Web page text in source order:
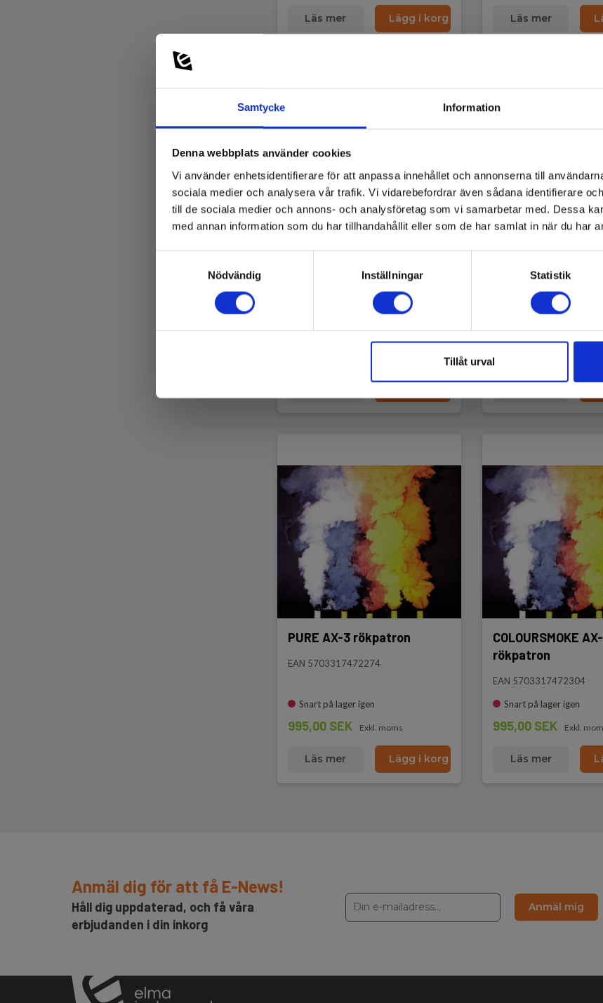
Samtycke Information
Denna webbplats använder cookies
Vi använder enhetsidentifierare för att anpassa innehållet och annonserna till
sociala medier och analysera vår trafik. Vi vidarebefordrar även sådana identifierare
till de sociala medier och annons- och analysföretag som vi samarbetar med. Dessa
med annan information som du har tillhandahållit eller som de har samlat in när du har
Nödvändig
Inställningar Statistik
Tillåt urval
Läs mer Lägg i korg Läs mer
BRANDAX KS rökpatron
EAN 5703317471840
På lager
Colour BRANDAX
rökpatron
EAN 5703317471833
Snart på lager igen
565,00 SEK
PURE AX-3 rökpatron
EAN 5703317472274
Snart på lager igen
995,00 SEK Exkl. moms
Läs mer Lägg i korg
COLOURSMOKE
rökpatron
EAN 5703317472304
Snart på lager igen
995,00 SEK Exkl.
Läs mer
Anmäl dig för att få E-News!
Håll dig uppdaterad, och få våra
erbjudanden i din inkorg
Anmäl mig